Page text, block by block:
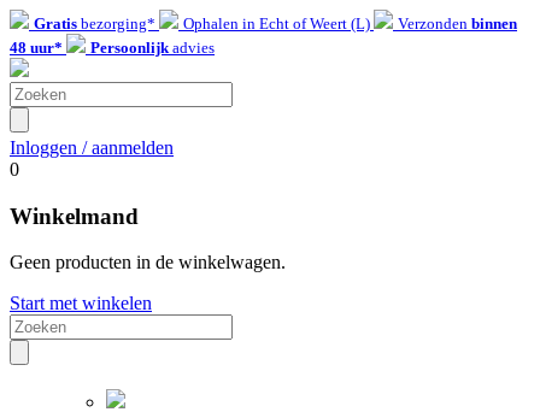
Gratis bezorging* Ophalen in Echt of Weert (L) Verzonden binnen
48 uur*
Persoonlijkadvies
Inloggen / aanmelden
0
Winkelmand
Geen producten in de winkelwagen.
Start met winkelen